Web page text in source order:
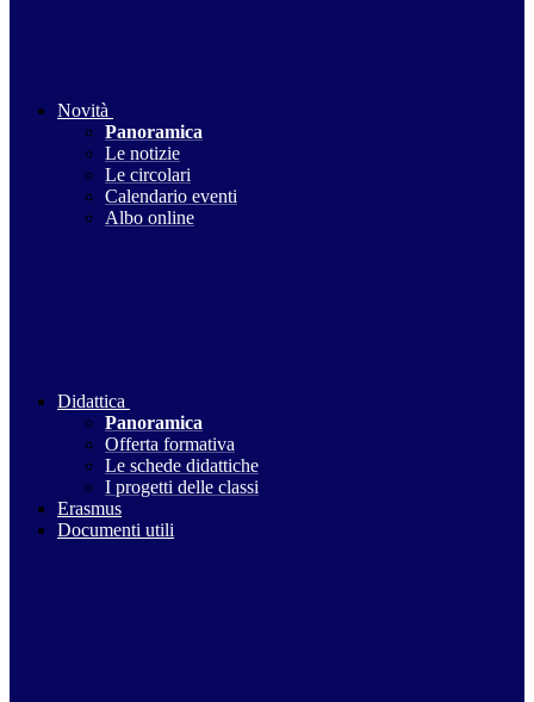
Novità
Panoramica
Le notizie
Le circolari
Calendario eventi
Albo online
Didattica
Panoramica
Offerta formativa
Le schede didattiche
I progetti delle classi
Erasmus
Documenti utili